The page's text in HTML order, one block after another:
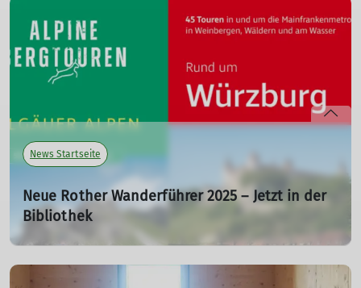
ein letzter Arbeitseinsatz im Jahr 2025 auf der
Vernagthütte statt.
mehr erfahren
News Startseite
Neue Rother Wanderführer 2025 – Jetzt in der
Bibliothek
07.10.2025
Ob genussvolles Wandern durch fränkische Weinberge
oder anspruchsvolle Bergtouren in den Allgäuer Alpen –